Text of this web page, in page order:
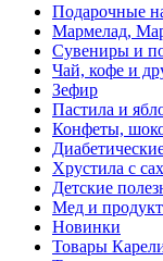
Подарочные
Мармелад,
Сувениры и
Чай, кофе и
Зефир
Пастила и
Конфеты,
Хрустила с
Детские
Мед и
Новинки
Товары